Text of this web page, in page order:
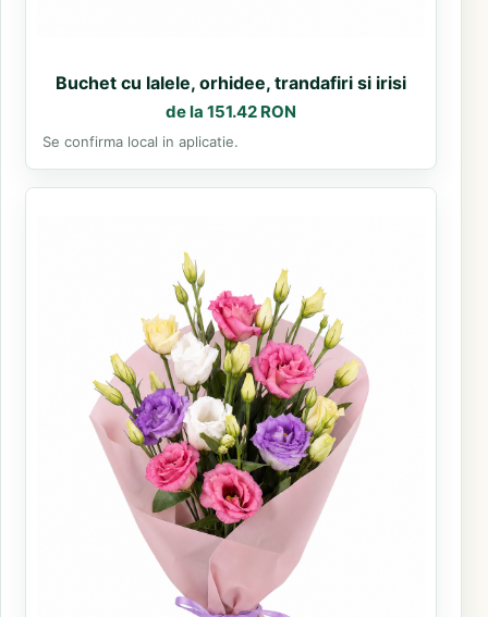
Buchet cu lalele, orhidee, trandafiri si irisi
de la 151.42 RON
Se confirma local in aplicatie.